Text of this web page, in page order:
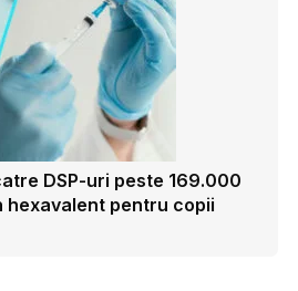
DSP-uri peste 169.000
hexavalent pentru copii